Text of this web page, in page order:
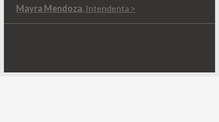
Mayra Mendoza, Intendenta >